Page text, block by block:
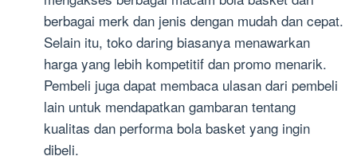
berbagai merk dan jenis dengan mudah dan cepat.
Selain itu, toko daring biasanya menawarkan
harga yang lebih kompetitif dan promo menarik.
Pembeli juga dapat membaca ulasan dari pembeli
lain untuk mendapatkan gambaran tentang
kualitas dan performa bola basket yang ingin
dibeli.